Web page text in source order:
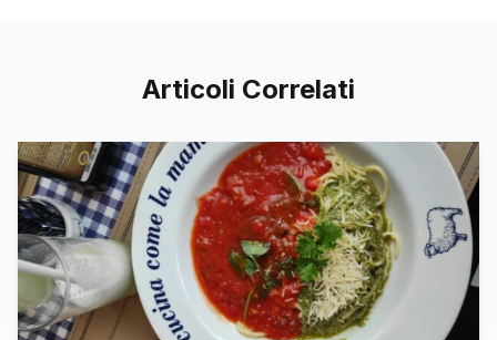
Articoli Correlati